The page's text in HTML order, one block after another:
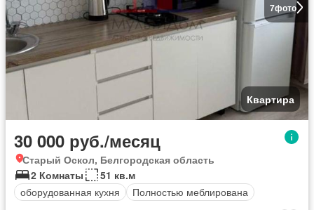
7фото
Квартира
30 000 руб./месяц
Старый Оскол, Белгородская область
2 Комнаты
51 кв.м
оборудованная кухня
Полностью меблирована